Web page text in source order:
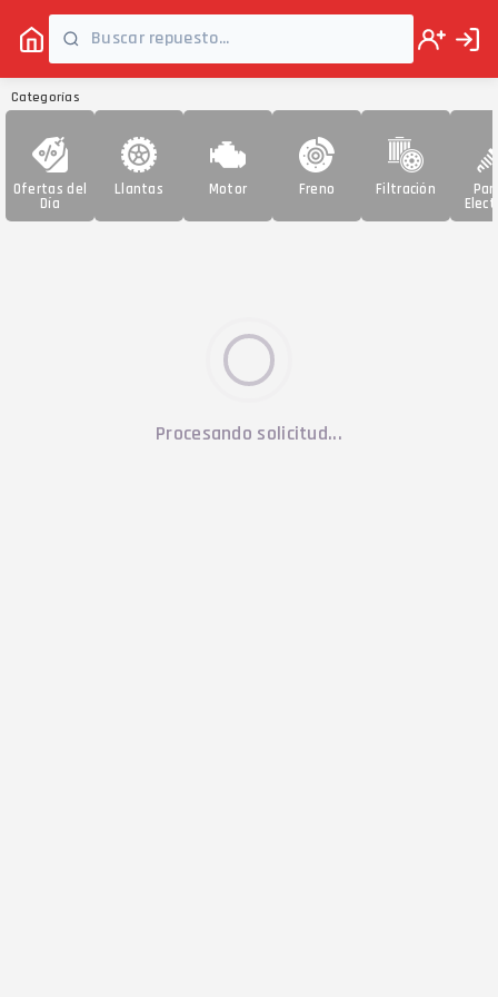
Categorías
Ofertas del
Día
Llantas Motor Freno Filtración
Procesando solicitud...